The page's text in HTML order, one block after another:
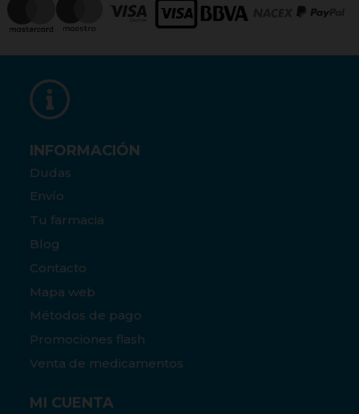
INFORMACIÓN
Dudas
Envío
Tu farmacia
Blog
Contacto
Mapa web
Métodos de pago
Promociones flash
Venta de medicamentos
MI CUENTA